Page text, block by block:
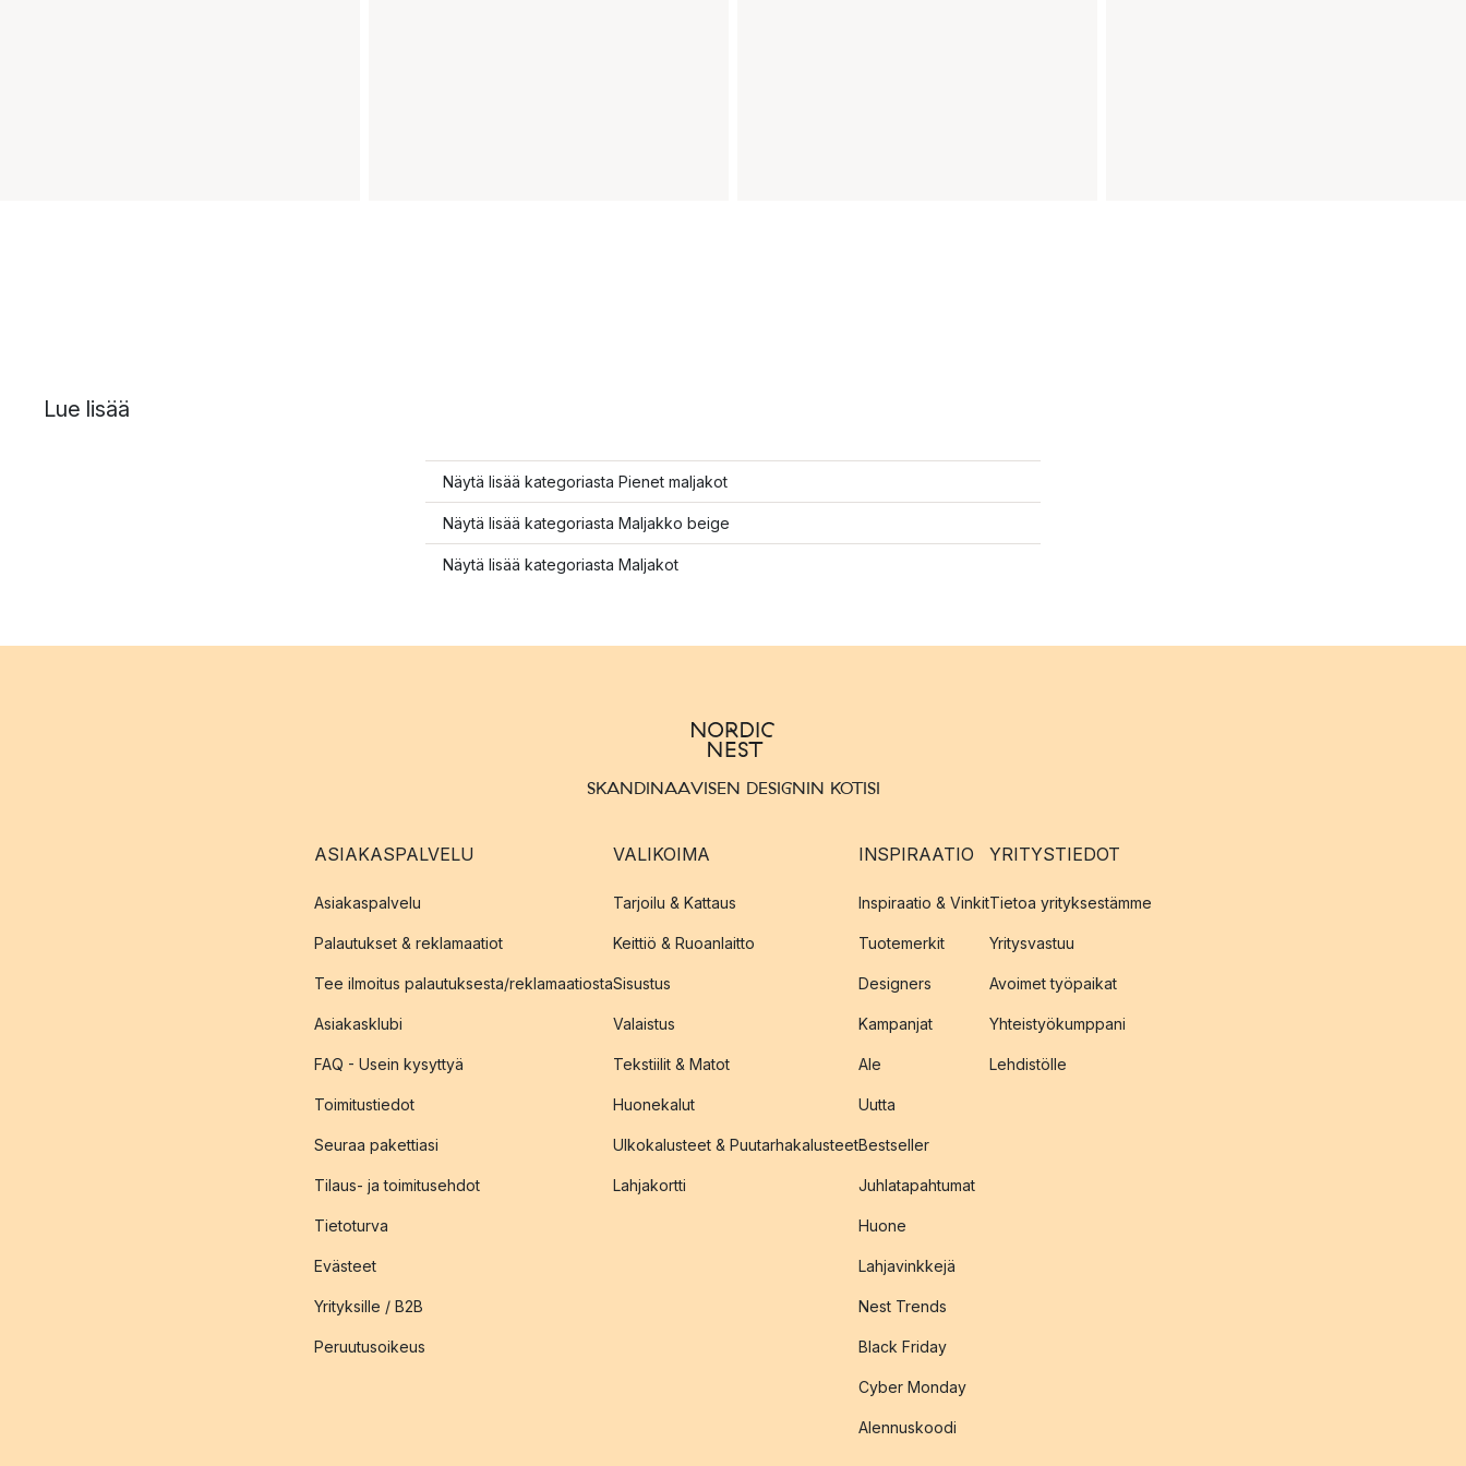
Lue lisää
Näytä lisää kategoriasta Pienet maljakot
Näytä lisää kategoriasta Maljakko beige
Näytä lisää kategoriasta Maljakot
SKANDINAAVISEN DESIGNIN KOTISI
ASIAKASPALVELU
Asiakaspalvelu
Palautukset & reklamaatiot
Tee ilmoitus palautuksesta/reklamaatiosta
Asiakasklubi
FAQ - Usein kysyttyä
Toimitustiedot
Seuraa pakettiasi
Tilaus- ja toimitusehdot
Tietoturva
Evästeet
Yrityksille / B2B
Peruutusoikeus
VALIKOIMA
Tarjoilu & Kattaus
Keittiö & Ruoanlaitto
Sisustus
Valaistus
Tekstiilit & Matot
Huonekalut
Ulkokalusteet & Puutarhakalusteet
Lahjakortti
INSPIRAATIO
Inspiraatio & Vinkit
Tuotemerkit
Designers
Kampanjat
Ale
Uutta
Bestseller
Juhlatapahtumat
Huone
Lahjavinkkejä
Nest Trends
Black Friday
Cyber Monday
Alennuskoodi
YRITYSTIEDOT
Tietoa yrityksestämme
Yritysvastuu
Avoimet työpaikat
Yhteistyökumppani
Lehdistölle